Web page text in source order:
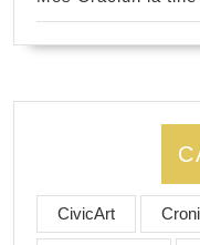
CivicArt